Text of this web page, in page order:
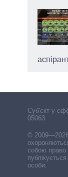
Cуб'єкт у
05063
©
собою право
особи.